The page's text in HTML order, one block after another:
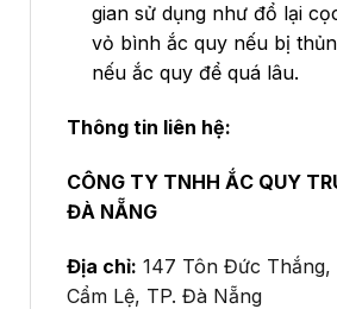
gian sử dụng như đổ lại
vỏ bình ắc quy nếu bị
nếu ắc quy để quá lâu.
Thông tin liên hệ:
CÔNG TY TNHH ẮC QUY
ĐÀ NẴNG
Địa chỉ: 147 Tôn Đức Thắng,
Cẩm Lệ, TP. Đà Nẵng